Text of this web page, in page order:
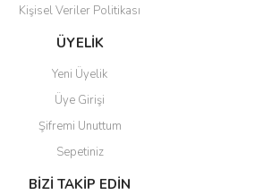
Kişisel Veriler Politikası
ÜYELİK
Yeni Üyelik
Üye Girişi
Şifremi Unuttum
Sepetiniz
BİZİ TAKİP EDİN